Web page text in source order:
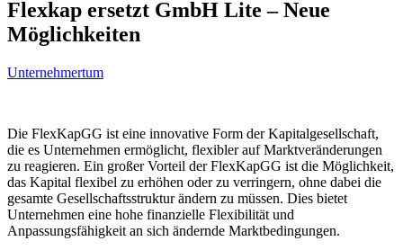
Flexkap ersetzt GmbH Lite – Neue
Möglichkeiten
Unternehmertum
Die FlexKapGG ist eine innovative Form der Kapitalgesellschaft,
die es Unternehmen ermöglicht, flexibler auf Marktveränderungen
zu reagieren. Ein großer Vorteil der FlexKapGG ist die Möglichkeit,
das Kapital flexibel zu erhöhen oder zu verringern, ohne dabei die
gesamte Gesellschaftsstruktur ändern zu müssen. Dies bietet
Unternehmen eine hohe finanzielle Flexibilität und
Anpassungsfähigkeit an sich ändernde Marktbedingungen.